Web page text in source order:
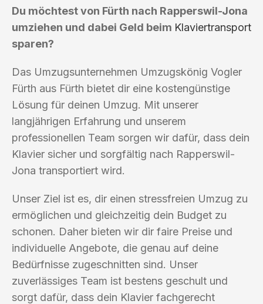
Du möchtest von Fürth nach Rapperswil-Jona
umziehen und dabei Geld beim Klaviertransport
sparen?
Das Umzugsunternehmen Umzugskönig Vogler
Fürth aus Fürth bietet dir eine kostengünstige
Lösung für deinen Umzug. Mit unserer
langjährigen Erfahrung und unserem
professionellen Team sorgen wir dafür, dass dein
Klavier sicher und sorgfältig nach Rapperswil-
Jona transportiert wird.
Unser Ziel ist es, dir einen stressfreien Umzug zu
ermöglichen und gleichzeitig dein Budget zu
schonen. Daher bieten wir dir faire Preise und
individuelle Angebote, die genau auf deine
Bedürfnisse zugeschnitten sind. Unser
zuverlässiges Team ist bestens geschult und
sorgt dafür, dass dein Klavier fachgerecht